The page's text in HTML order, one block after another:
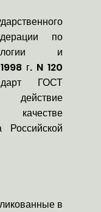
по
и
г. N 120
ГОСТ
Российской
в